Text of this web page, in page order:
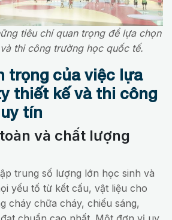
tiêu chí quan trọng để lựa chọn
thi công trường học quốc tế.
trọng của việc lựa
thiết kế và thi công
tín
và chất lượng
trung số lượng lớn học sinh và
yếu tố từ kết cấu, vật liệu cho
cháy chữa cháy, chiếu sáng,